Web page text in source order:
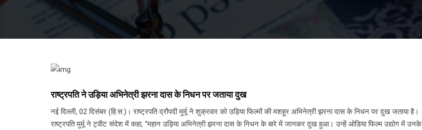
राष्ट्रपति ने उड़िया अभिनेत्री झरना दास के निधन पर जताया दुख
नई दिल्ली, 02 दिसंबर (हि.स.)। राष्ट्रपति द्रौपदी मुर्मू ने शुक्रवार को उड़िया फिल्मों की मशहूर अभिनेत्री झरना दास के निधन पर दुख जताया है।
राष्ट्रपति मुर्मू ने ट्वीट संदेश में कहा, “महान उड़िया अभिनेत्री झरना दास के निधन के बारे में जानकर दुख हुआ। उन्हें ओडिया फिल्म उद्योग में उनके